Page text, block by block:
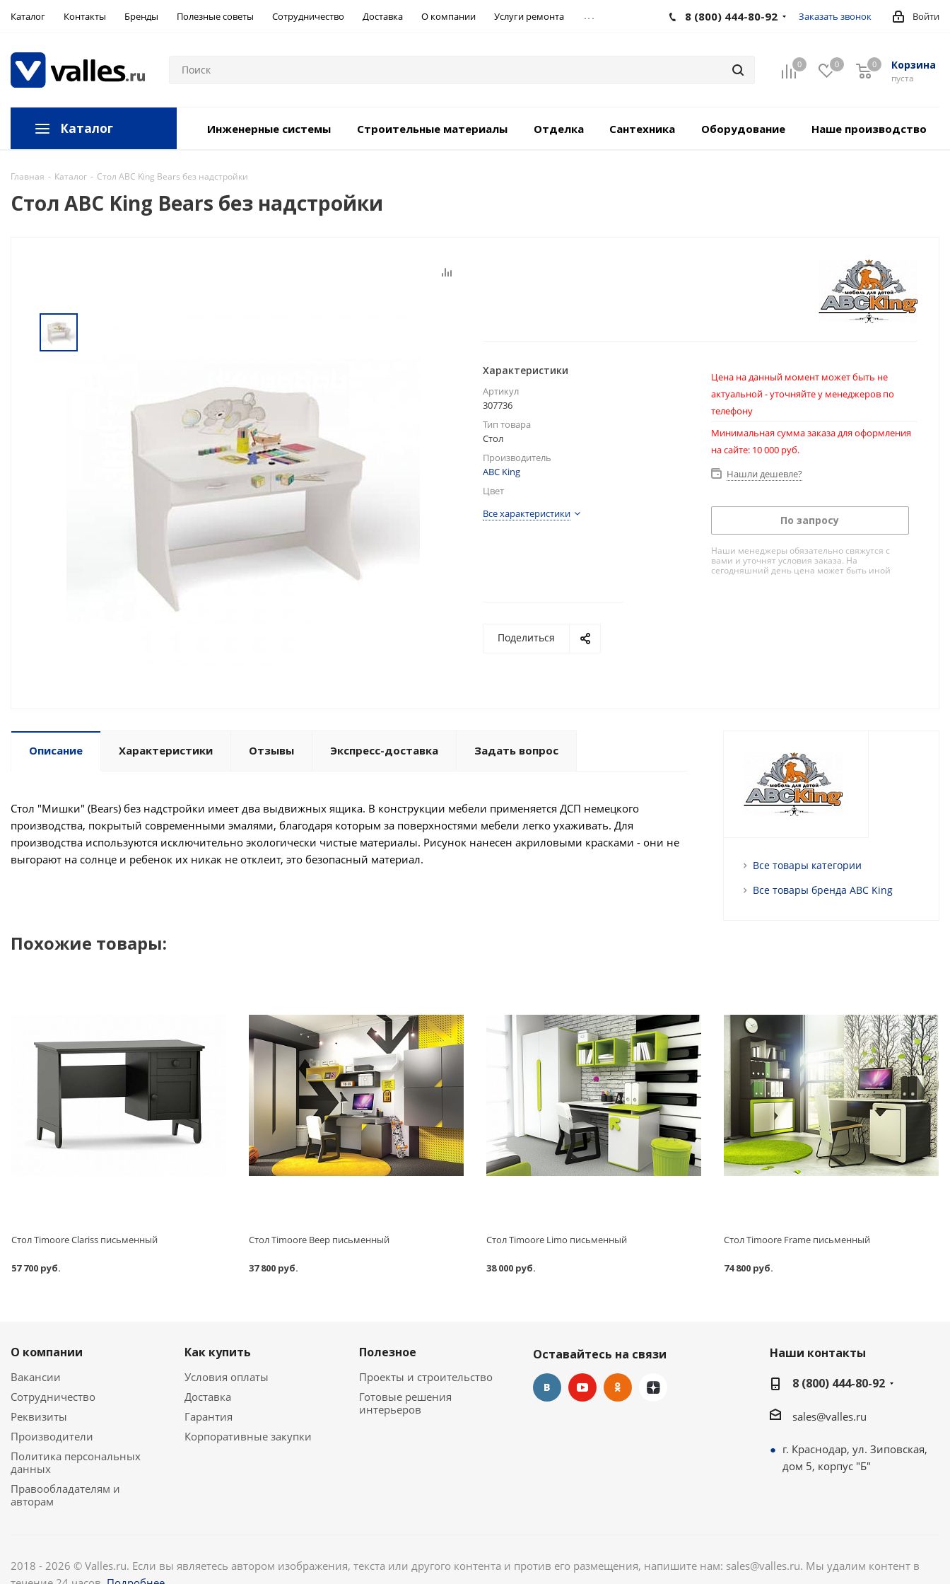
Каталог Контакты Бренды Полезные советы Сотрудничество Доставка О компании Услуги ремонта ... Войти
8 (800) 444-80-92 Заказать звонок
0 0 Корзина
пуста
0
Каталог Инженерные системы Строительные материалы Отделка Сантехника Оборудование Наше производство
Главная - Каталог - Стол ABC King Bears без надстройки
Стол ABC King Bears без надстройки
Характеристики
Артикул
307736
Тип товара
Стол
Производитель
ABC King
Цвет
Все характеристики
Цена на данный момент может быть не
актуальной - уточняйте у менеджеров по
телефону
Минимальная сумма заказа для оформления
на сайте: 10 000 руб.
Нашли дешевле?
По запросу
Наши менеджеры обязательно свяжутся с
вами и уточнят условия заказа. На
сегодняшний день цена может быть иной
Поделиться
Описание Характеристики Отзывы Экспресс-доставка Задать вопрос
Стол "Мишки" (Bears) без надстройки имеет два выдвижных ящика. В конструкции мебели применяется ДСП немецкого
производства, покрытый современными эмалями, благодаря которым за поверхностями мебели легко ухаживать. Для
производства используются исключительно экологически чистые материалы. Рисунок нанесен акриловыми красками - они не
выгорают на солнце и ребенок их никак не отклеит, это безопасный материал.
Все товары категории
Все товары бренда ABC King
Похожие товары:
Стол Timoore Clariss письменный
57 700 руб.
Стол Timoore Beep письменный
37 800 руб.
Стол Timoore Limo письменный
38 000 руб.
Стол Timoore Frame письменный
74 800 руб.
О компании
Вакансии
Сотрудничество
Реквизиты
Производители
Политика персональных
данных
Правообладателям и
авторам
Как купить
Условия оплаты
Доставка
Гарантия
Корпоративные закупки
Полезное
Проекты и строительство
Готовые решения
интерьеров
Оставайтесь на связи
Наши контакты
8 (800) 444-80-92
sales@valles.ru
г. Краснодар, ул. Зиповская,
дом 5, корпус "Б"
2018 - 2026 © Valles.ru. Если вы являетесь автором изображения, текста или другого контента и против его размещения, напишите нам: sales@valles.ru. Мы удалим контент в